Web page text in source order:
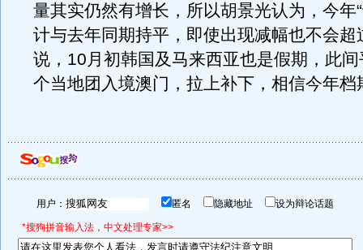
量其实仍然有增长，所以胡景光认为，今年“
计与去年同期持平，即使出现减幅也不会超
说，10月初韩国及马来西亚也是假期，此
个当地团入境澳门，拉上补下，相信今年档
用户： 匿名 隐藏地址 设为辩论话题
*搜狗拼音输入法，中文处理专家>>